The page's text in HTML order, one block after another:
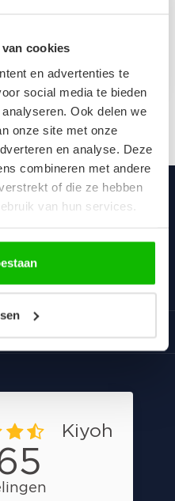
cookies
en advertenties te
social media te bieden
Ook delen we
onze site met onze
en analyse. Deze
combineren met andere
of die ze hebben
van hun services.
Op voorraad